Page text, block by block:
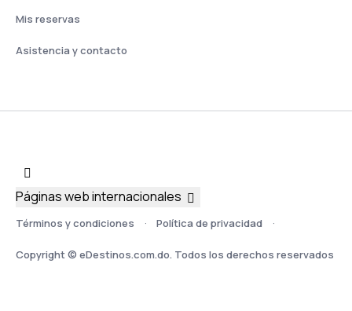
Mis reservas
Asistencia y contacto
Términos y condiciones Política de privacidad
Copyright © eDestinos.com.do. Todos los derechos reservados
Páginas web internacionales